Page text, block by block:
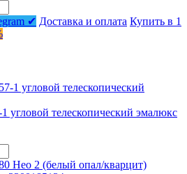
✔ Доставка и оплата Купить в 1
угловой телескопический эмалюкс